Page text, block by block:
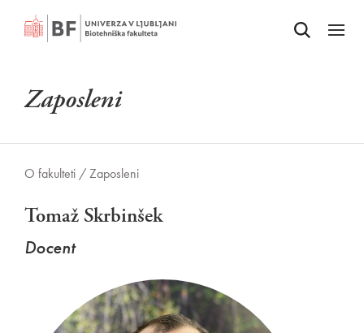
Odpri iskalnik
Odpri
Zaposleni
O fakulteti /Zaposleni
Tomaž Skrbinšek
Docent